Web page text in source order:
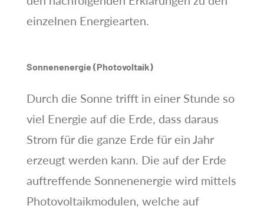
einzelnen Energiearten.
Sonnenenergie (Photovoltaik)
Durch die Sonne trifft in einer Stunde so
viel Energie auf die Erde, dass daraus
Strom für die ganze Erde für ein Jahr
erzeugt werden kann. Die auf der Erde
auftreffende Sonnenenergie wird mittels
Photovoltaikmodulen, welche auf